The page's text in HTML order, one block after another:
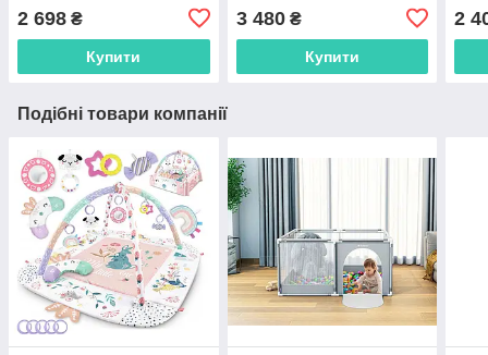
2 698 ₴
Купити
3 480₴
Купити
2
Подібні товари компанії